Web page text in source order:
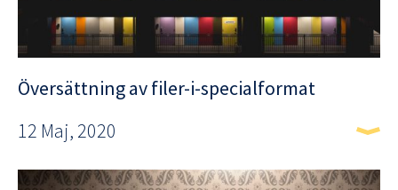
Översättning av filer-i-specialformat
12 Maj, 2020